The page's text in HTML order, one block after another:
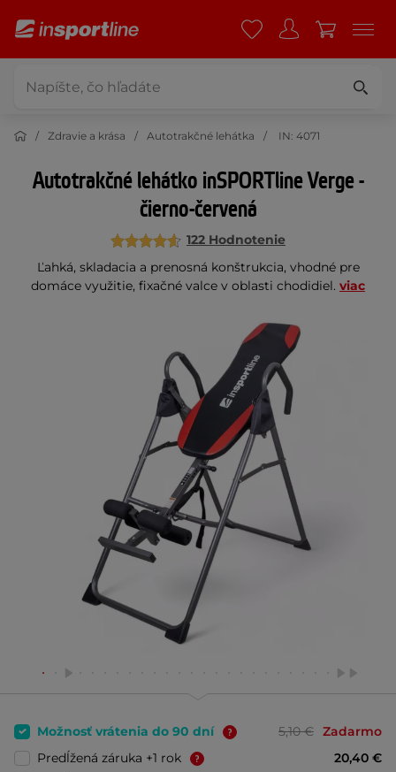
Zdravie a krása Autotrakčné lehátka IN: 4071
Autotrakčné lehátko inSPORTline Verge -
čierno-červená
122 Hodnotenie
Ľahká, skladacia a prenosná konštrukcia, vhodné pre
domáce využitie, fixačné valce v oblasti chodidiel. viac
Možnosť vrátenia do 90 dní 5,10 € Zadarmo
Predĺžená záruka +1 rok
20,40 €